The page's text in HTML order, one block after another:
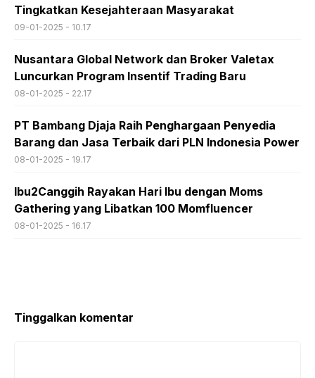
Tingkatkan Kesejahteraan Masyarakat
09-01-2025 - 10.17
Nusantara Global Network dan Broker Valetax
Luncurkan Program Insentif Trading Baru
08-01-2025 - 22.17
PT Bambang Djaja Raih Penghargaan Penyedia
Barang dan Jasa Terbaik dari PLN Indonesia Power
08-01-2025 - 19.17
Ibu2Canggih Rayakan Hari Ibu dengan Moms
Gathering yang Libatkan 100 Momfluencer
08-01-2025 - 16.17
Tinggalkan komentar